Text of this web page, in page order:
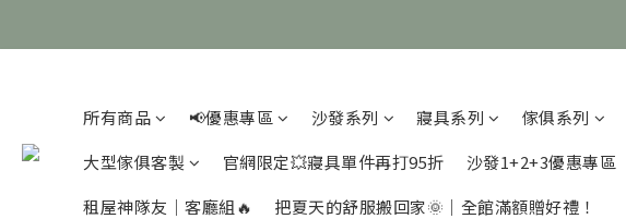
所有商品 📢優惠專區 沙發系列 寢具系列 傢俱系列
大型傢俱客製
官網限定💥寢具單件再打95折 沙發1+2+3優惠專區
租屋神隊友｜客廳組🔥
把夏天的舒服搬回家🌞｜全館滿額贈好禮！